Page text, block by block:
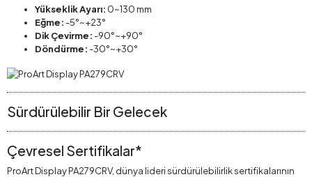
Yükseklik Ayarı: 0~130 mm
Eğme: -5°~+23°
Dik Çevirme: -90°~+90°
Döndürme: -30°~+30°
Sürdürülebilir Bir Gelecek
Çevresel Sertifikalar*
ProArt Display PA279CRV, dünya lideri sürdürülebilirlik sertifikalarının